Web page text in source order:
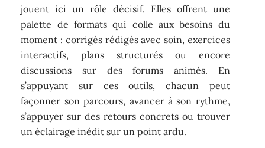
jouent ici un rôle décisif. Elles offrent une
palette de formats qui colle aux besoins du
moment : corrigés rédigés avec soin, exercices
interactifs, plans structurés ou encore
discussions sur des forums animés. En
s’appuyant sur ces outils, chacun peut
façonner son parcours, avancer à son rythme,
s’appuyer sur des retours concrets ou trouver
un éclairage inédit sur un point ardu.